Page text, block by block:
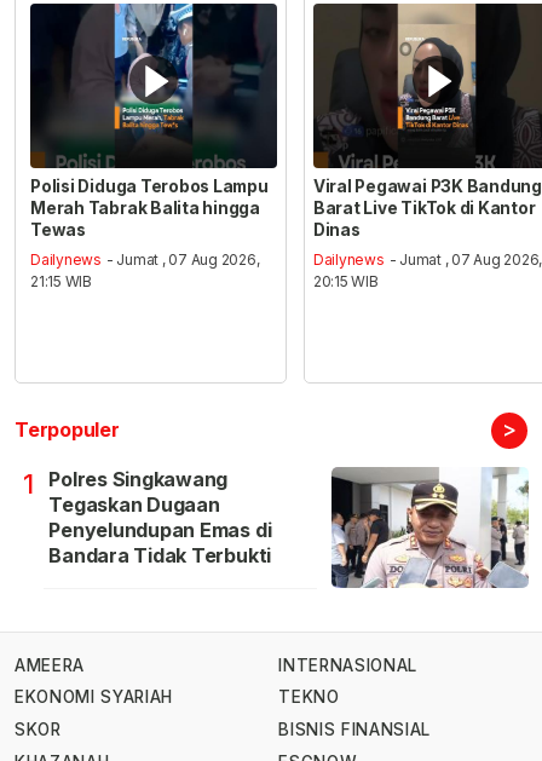
Polisi Diduga Terobos Lampu
Merah Tabrak Balita hingga
Tewas
Dailynews - Jumat , 07 Aug 2026,
21:15 WIB
Viral Pegawai P3K Bandung
Barat Live TikTok di Kantor
Dinas
Dailynews - Jumat , 07 Aug 2026,
20:15 WIB
Terpopuler >
1
Polres Singkawang
Tegaskan Dugaan
Penyelundupan Emas di
Bandara Tidak Terbukti
AMEERA
EKONOMI SYARIAH
SKOR
INTERNASIONAL
TEKNO
BISNIS FINANSIAL